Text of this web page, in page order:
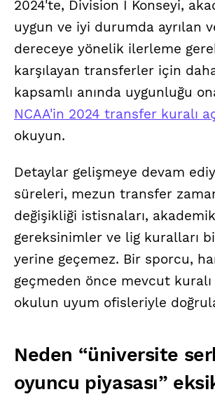
2024'te, Division I Konseyi,
uygun ve iyi durumda ayrılan
dereceye yönelik ilerleme
karşılayan transferler için
kapsamlı anında uygunluğu
NCAA'in 2024 transfer kuralı
okuyun.
Detaylar gelişmeye devam
süreleri, mezun transfer
değişikliği istisnaları, akademik
gereksinimler ve lig kuralları
yerine geçemez. Bir sporcu,
geçmeden önce mevcut
okulun uyum ofisleriyle
Neden “üniversite
oyuncu piyasası”